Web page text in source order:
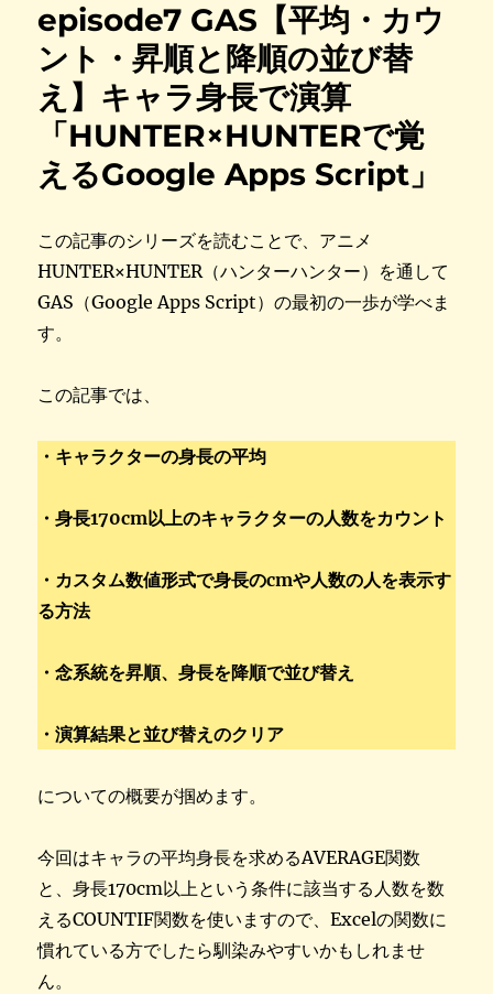
episode7 GAS【平均・カウ
ント・昇順と降順の並び替
え】キャラ身長で演算
「HUNTER×HUNTERで覚
えるGoogle Apps Script」
この記事のシリーズを読むことで、アニメ
HUNTER×HUNTER（ハンターハンター）を通して
GAS（Google Apps Script）の最初の一歩が学べま
す。
この記事では、
・キャラクターの身長の平均
・身長170cm以上のキャラクターの人数をカウント
・カスタム数値形式で身長のcmや人数の人を表示す
る方法
・念系統を昇順、身長を降順で並び替え
・演算結果と並び替えのクリア
についての概要が掴めます。
今回はキャラの平均身長を求めるAVERAGE関数
と、身長170cm以上という条件に該当する人数を数
えるCOUNTIF関数を使いますので、Excelの関数に
慣れている方でしたら馴染みやすいかもしれませ
ん。